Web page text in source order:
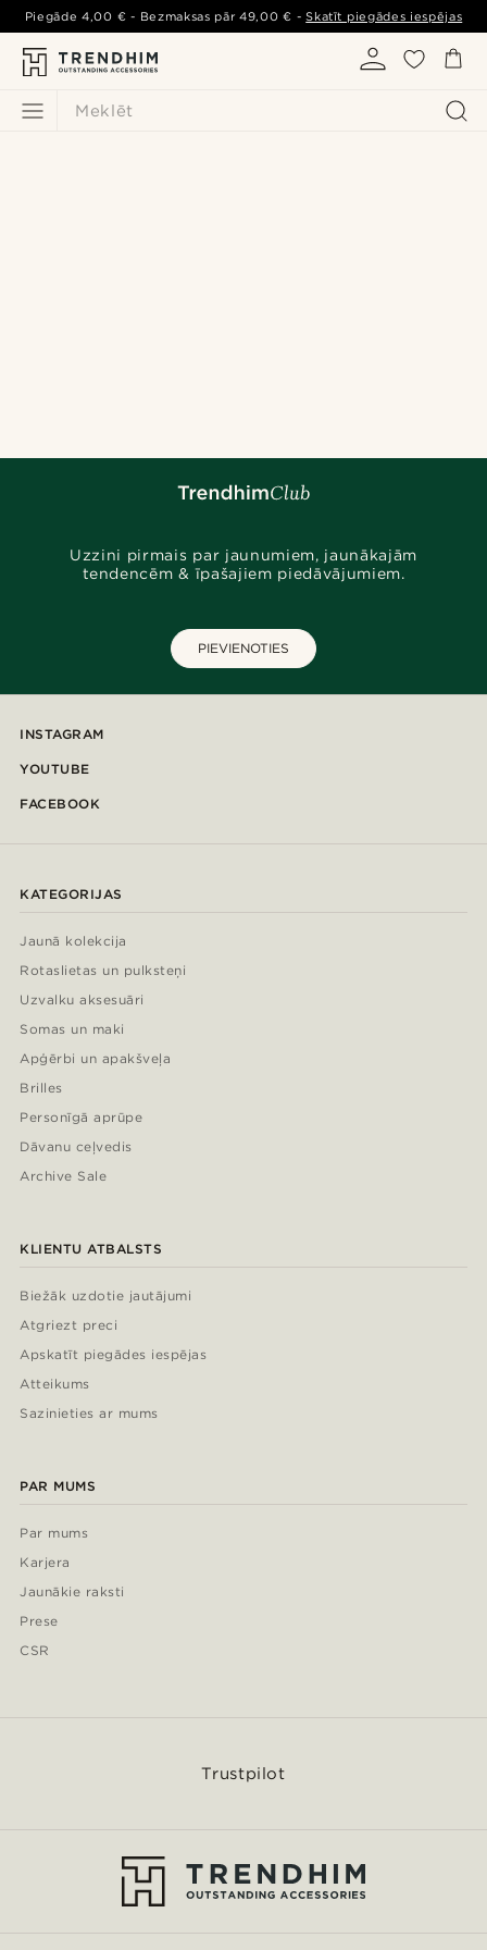
Meklēt
Piegāde4,00 € - Bezmaksas pār49,00 € -Skatīt piegādes iespējas
Uzzini pirmais par jaunumiem, jaunākajām
tendencēm & īpašajiem piedāvājumiem.
PIEVIENOTIES
INSTAGRAM
YOUTUBE
FACEBOOK
KATEGORIJAS
Jaunā kolekcija
Rotaslietas un pulksteņi
Uzvalku aksesuāri
Somas un maki
Apģērbi un apakšveļa
Brilles
Personīgā aprūpe
Dāvanu ceļvedis
Archive Sale
KLIENTU ATBALSTS
Biežāk uzdotie jautājumi
Atgriezt preci
Apskatīt piegādes iespējas
Atteikums
Sazinieties ar mums
PAR MUMS
Par mums
Karjera
Jaunākie raksti
Prese
CSR
Trustpilot